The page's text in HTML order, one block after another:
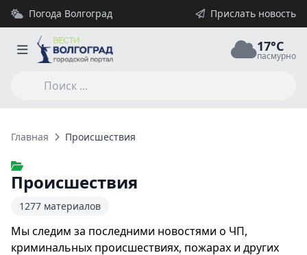
Погода Волгоград Прислать новость
17°C
пасмурно
Главная Происшествия
Происшествия
1277 материалов
Мы следим за последними новостями о ЧП,
криминальных происшествиях, пожарах и других